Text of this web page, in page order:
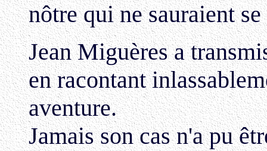
nôtre qui ne sauraient
Jean Miguères a
en racontant
aventure.
Jamais son cas n'a pu